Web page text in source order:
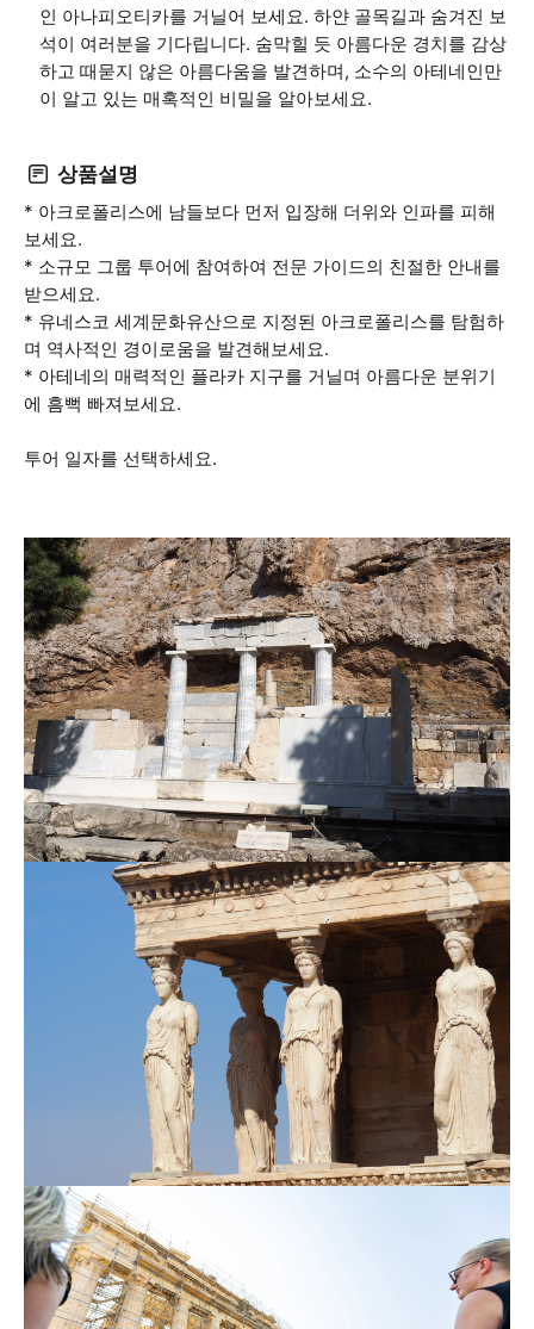
인 아나피오티카를 거닐어 보세요. 하얀 골목길과 숨겨진 보
석이 여러분을 기다립니다. 숨막힐 듯 아름다운 경치를 감상
하고 때묻지 않은 아름다움을 발견하며, 소수의 아테네인만
이 알고 있는 매혹적인 비밀을 알아보세요.
상품설명
* 아크로폴리스에 남들보다 먼저 입장해 더위와 인파를 피해
보세요.
* 소규모 그룹 투어에 참여하여 전문 가이드의 친절한 안내를
받으세요.
* 유네스코 세계문화유산으로 지정된 아크로폴리스를 탐험하
며 역사적인 경이로움을 발견해보세요.
* 아테네의 매력적인 플라카 지구를 거닐며 아름다운 분위기
에 흠뻑 빠져보세요.
투어 일자를 선택하세요.